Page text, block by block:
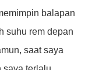
balapan
suhu rem depan
saat saya